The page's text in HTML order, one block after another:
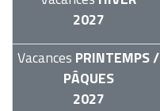
2027
Vacances PRINTEMPS /
PÂQUES
2027